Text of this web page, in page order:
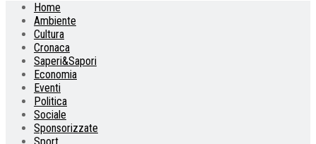
Home
Ambiente
Cultura
Cronaca
Saperi&Sapori
Economia
Eventi
Politica
Sociale
Sponsorizzate